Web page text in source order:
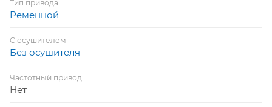
Тип привода
Ременной
С осушителем
Без осушителя
Частотный привод
Нет